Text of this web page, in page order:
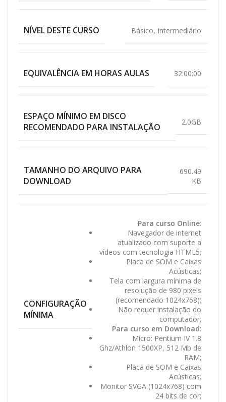
NÍVEL DESTE CURSO Básico, Intermediário
EQUIVALÊNCIA EM HORAS AULAS 32:00:00
ESPAÇO MÍNIMO EM DISCO
RECOMENDADO PARA INSTALAÇÃO
2.0GB
TAMANHO DO ARQUIVO PARA
DOWNLOAD
690.49
KB
CONFIGURAÇÃO
MÍNIMA
Para curso Online:
Navegador de internet
atualizado com suporte a
vídeos com tecnologia HTML5;
Placa de SOM e Caixas
Acústicas;
Tela com largura mínima de
resolução de 980 pixels
(recomendado 1024x768);
Não requer instalação do
computador;
Para curso em Download:
Micro: Pentium IV 1.8
Ghz/Athlon 1500XP, 512 Mb de
RAM;
Placa de SOM e Caixas
Acústicas;
Monitor SVGA (1024x768) com
24 bits de cor;